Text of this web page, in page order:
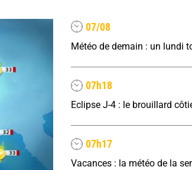
07/08
07h18
07h17
Vacances : la météo de la